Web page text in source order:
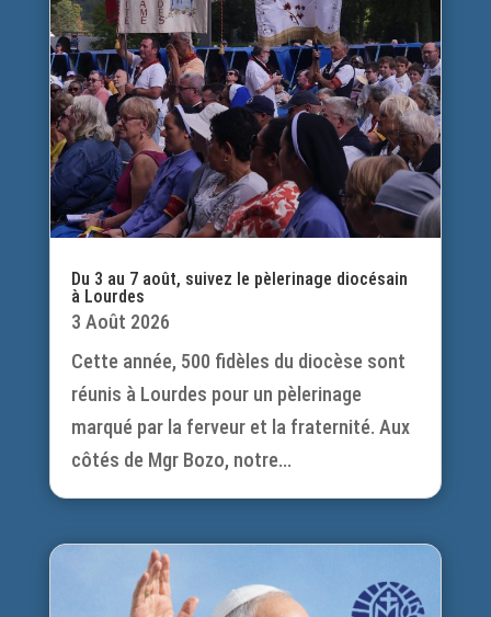
Du 3 au 7 août, suivez le pèlerinage diocésain
à Lourdes
3 Août 2026
Cette année, 500 fidèles du diocèse sont
réunis à Lourdes pour un pèlerinage
marqué par la ferveur et la fraternité. Aux
côtés de Mgr Bozo, notre...